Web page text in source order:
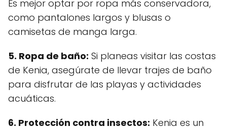
Es mejor optar por ropa más conservadora,
como pantalones largos y blusas o
camisetas de manga larga.
5. Ropa de baño: Si planeas visitar las costas
de Kenia, asegúrate de llevar trajes de baño
para disfrutar de las playas y actividades
acuáticas.
6. Protección contra insectos: Kenia es un